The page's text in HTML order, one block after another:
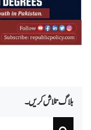
بلاگ تلاش کریں۔